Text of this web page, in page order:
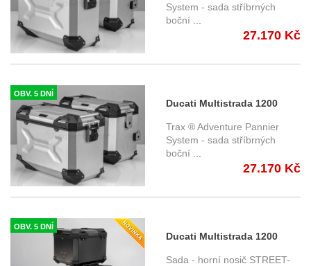
kufrů TRAX Adventure 37 l.
s nosičem - stříbrné
KFT.22.114.70000/S
System - sada stříbrných
boční
27.170 Kč
OBV. 5 DNÍ
Ducati Multistrada 1200
Enduro (16-) - sada bočních
kufrů TRAX Adventure 45 l.
s nosičem - stříbrné
KFT.22.114.70100/S
Trax ® Adventure Pannier
System - sada stříbrných
boční
27.170 Kč
OBV. 5 DNÍ
Ducati Multistrada 1200
Enduro (16-) - Sada horního
Sada - horní nosič STREET-